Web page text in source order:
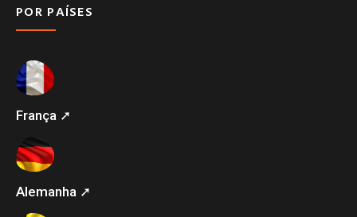
POR PAÍSES
França ➚
Alemanha ➚